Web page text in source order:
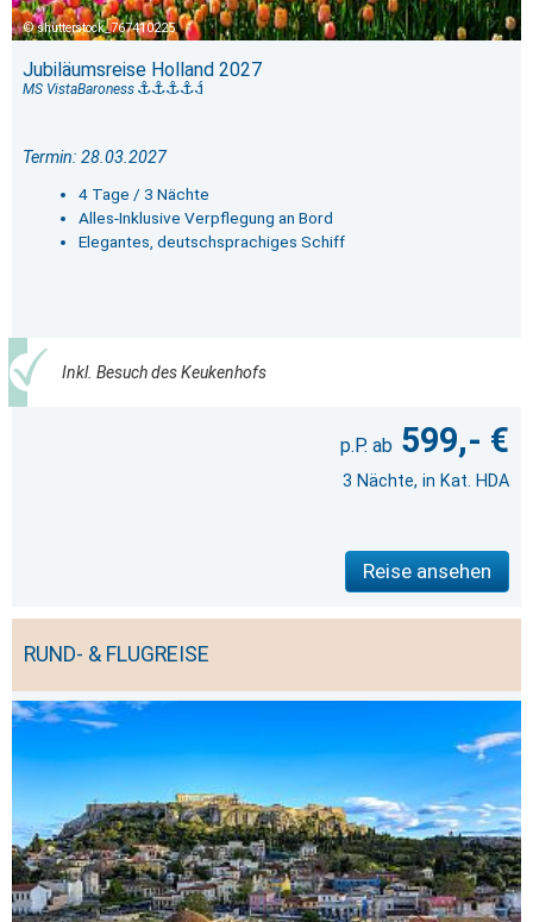
shutterstock_767410225
Jubiläumsreise Holland 2027
MS VistaBaroness
Termin: 28.03.2027
4 Tage / 3 Nächte
Alles-Inklusive Verpflegung an Bord
Elegantes, deutschsprachiges Schiff
Inkl. Besuch des Keukenhofs
599,- €
3 Nächte, in Kat. HDA
Reise ansehen
RUND- & FLUGREISE